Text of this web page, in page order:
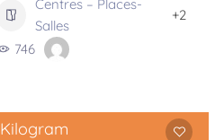
Centres – Places-
Salles
+2
746
Kilogram